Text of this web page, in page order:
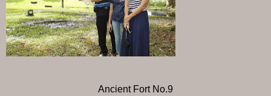
Ancient Fort No.9